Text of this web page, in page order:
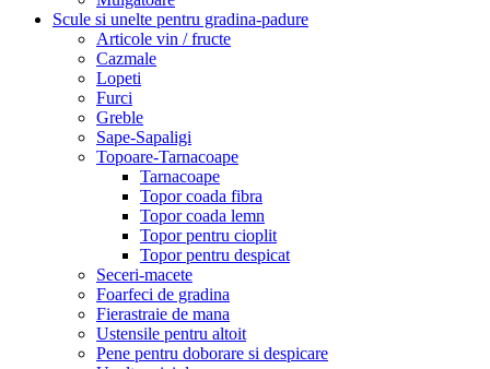
Scule si unelte pentru gradina-padure
Articole vin / fructe
Cazmale
Lopeti
Furci
Greble
Sape-Sapaligi
Topoare-Tarnacoape
Tarnacoape
Topor coada fibra
Topor coada lemn
Topor pentru cioplit
Topor pentru despicat
Seceri-macete
Foarfeci de gradina
Fierastraie de mana
Ustensile pentru altoit
Pene pentru doborare si despicare